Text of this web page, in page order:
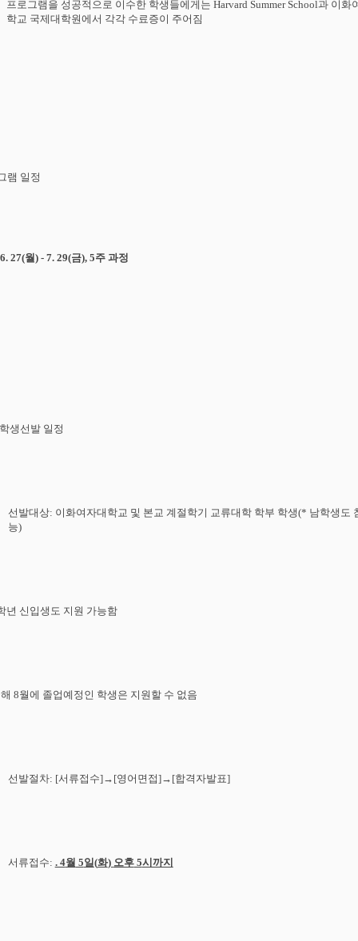
프로그램을 성공적으로 이수한 학생들에게는 Harvard SummerSchool과 이화
학교 국제대학원에서 각각 수료증이 주어짐
램 일정
27(월 ) - 7. 29(금), 5주 과정
학생선발 일정
선발대상: 이화여자대학교 및 본교 계절학기 교류대학 학부 학생(* 남학생도
능)
년 신입생도 지원 가능함
8월에 졸업예정인 학생은 지원할 수 없음
선발절차: [서류접수]→ [영어면접]→ [합격자발표]
서류접수: . 4월 5일(화) 오후5시까지